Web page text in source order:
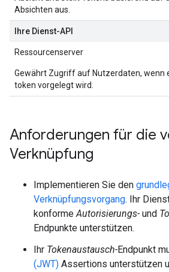
Absichten aus.
Ihre Dienst-API
Ressourcenserver
Gewährt Zugriff auf Nutzerdaten, wenn
token vorgelegt wird.
Anforderungen für die
Verknüpfung
Implementieren Sie den
Verknüpfungsvorgang. Ihr
konformeAutorisierungs- und
Endpunkte unterstützen.
Ihr Tokenaustausch-Endpunkt
(JWT) Assertions unterstützen